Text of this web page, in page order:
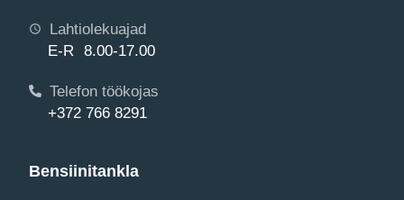
Lahtiolekuajad
E-R 8.00-17.00
Telefon töökojas
+372 766 8291
Bensiinitankla